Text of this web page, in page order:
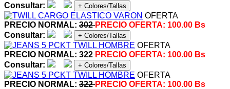
Consultar:
+ Colores/Tallas
OFERTA
PRECIO NORMAL: 302PRECIO OFERTA: 100.00 Bs
Consultar:
+ Colores/Tallas
OFERTA
PRECIO NORMAL: 322PRECIO OFERTA: 100.00 Bs
Consultar:
+ Colores/Tallas
OFERTA
PRECIO NORMAL: 322PRECIO OFERTA: 100.00 Bs